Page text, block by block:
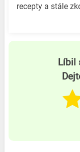
recepty a stále
Líbil